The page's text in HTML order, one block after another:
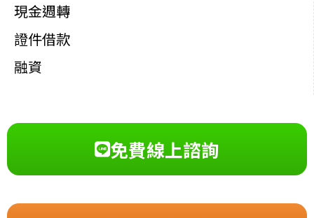
現金週轉
證件借款
融資
免費線上諮詢